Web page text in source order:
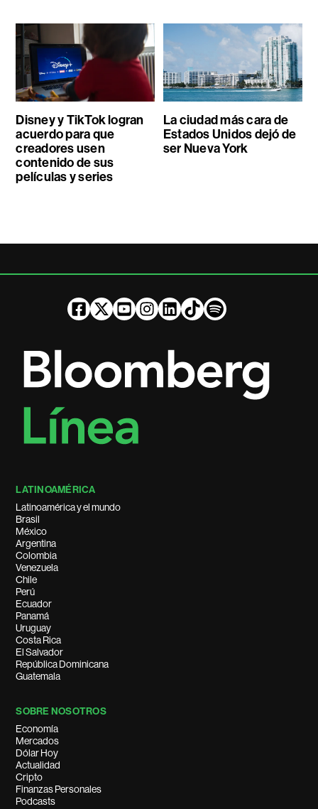
Disney y TikTok logran
acuerdo para que
creadores usen
contenido de sus
películas y series
La ciudad más cara de
Estados Unidos dejó de
ser Nueva York
LATINOAMÉRICA
Latinoamérica y el mundo
Brasil
México
Argentina
Colombia
Venezuela
Chile
Perú
Ecuador
Panamá
Uruguay
Costa Rica
El Salvador
República Dominicana
Guatemala
SOBRE NOSOTROS
Economía
Mercados
Dólar Hoy
Actualidad
Cripto
Finanzas Personales
Podcasts